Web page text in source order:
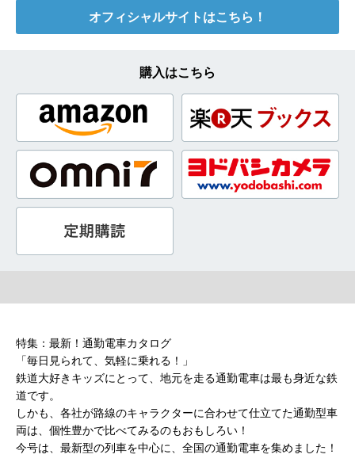
オフィシャルサイトはこちら！
購入はこちら
特集：最新！通勤電車カタログ
「毎日見られて、気軽に乗れる！」
鉄道大好きキッズにとって、地元を走る通勤電車は最も身近な鉄
道です。
しかも、各社が路線のキャラクターに合わせて仕立てた通勤型車
両は、個性豊かで比べてみるのもおもしろい！
今号は、最新型の列車を中心に、全国の通勤電車を集めました！